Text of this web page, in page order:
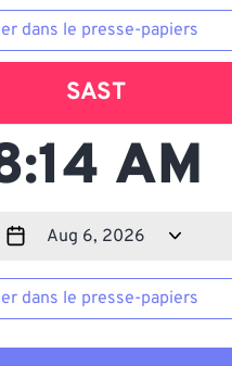
dans le presse-papiers
SAST
dans le presse-papiers